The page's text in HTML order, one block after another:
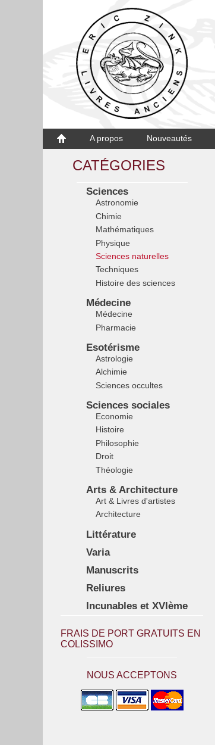
A propos Nouveautés
CATÉGORIES
Sciences
Astronomie
Chimie
Mathématiques
Physique
Sciences naturelles
Techniques
Histoire des sciences
Médecine
Médecine
Pharmacie
Esotérisme
Astrologie
Alchimie
Sciences occultes
Sciences sociales
Economie
Histoire
Philosophie
Droit
Théologie
Arts & Architecture
Art & Livres d'artistes
Architecture
Littérature
Varia
Manuscrits
Reliures
Incunables et XVIème
FRAIS DE PORT GRATUITS EN
COLISSIMO
NOUS ACCEPTONS